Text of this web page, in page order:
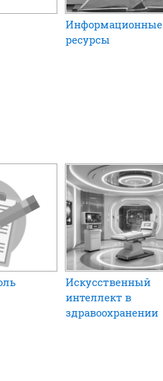
Информационные
ресурсы
Искусственный
интеллект в
здравоохранении